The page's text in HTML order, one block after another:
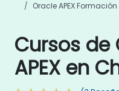
Oracle APEX Formación
Cursos de
APEX en